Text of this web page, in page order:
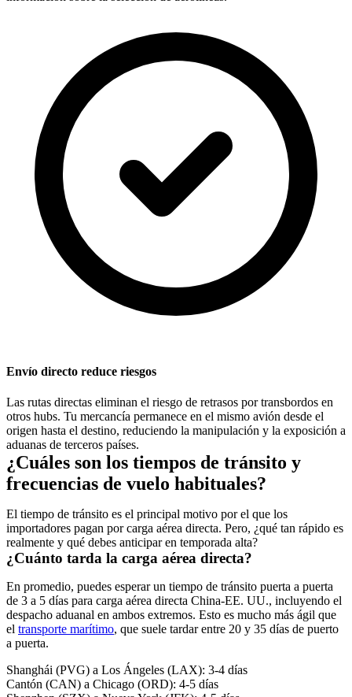
Envío directo reduce riesgos
Las rutas directas eliminan el riesgo de retrasos por transbordos en
otros hubs. Tu mercancía permanece en el mismo avión desde el
origen hasta el destino, reduciendo la manipulación y la exposición a
aduanas de terceros países.
¿Cuáles son los tiempos de tránsito y
frecuencias de vuelo habituales?
El tiempo de tránsito es el principal motivo por el que los
importadores pagan por carga aérea directa. Pero, ¿qué tan rápido es
realmente y qué debes anticipar en temporada alta?
¿Cuánto tarda la carga aérea directa?
En promedio, puedes esperar un tiempo de tránsito puerta a puerta
de 3 a 5 días para carga aérea directa China-EE. UU., incluyendo el
despacho aduanal en ambos extremos. Esto es mucho más ágil que
el transporte marítimo, que suele tardar entre 20 y 35 días de puerto
a puerta.
Shanghái (PVG) a Los Ángeles (LAX): 3-4 días
Cantón (CAN) a Chicago (ORD): 4-5 días